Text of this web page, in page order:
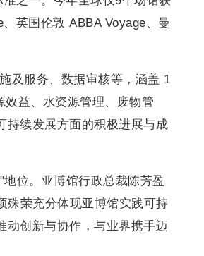
英国伦敦 ABBA Voyage、曼
及服务、数据审核等，涵盖 1
益、水资源管理、废物管
持续发展方面的积极进展与成
位。亚博馆行政总裁陈芳盈
殊荣充分体现亚博馆实践可持
动创新与协作，与业界携手迈